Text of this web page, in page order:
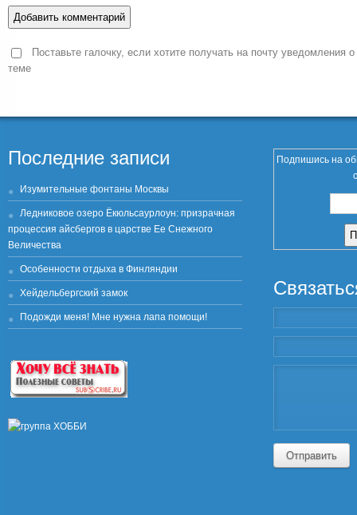
Поставьте галочку, если хотите получать на почту уведомления
теме
Последние записи
Изумительные фонтаны Москвы
Ледниковое озеро Ёкюльсаурлоун: призрачная
процессия айсбергов в царстве Ее Снежного
Величества
Особенности отдыха в Финляндии
Хейдельбергский замок
Подожди меня! Мне нужна лапа помощи!
Подпишись на
Отправить